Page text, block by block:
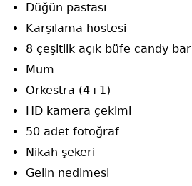
Düğün pastası
Karşılama hostesi
8 çeşitlik açık büfe candy bar
Mum
Orkestra (4+1)
HD kamera çekimi
50 adet fotoğraf
Nikah şekeri
Gelin nedimesi